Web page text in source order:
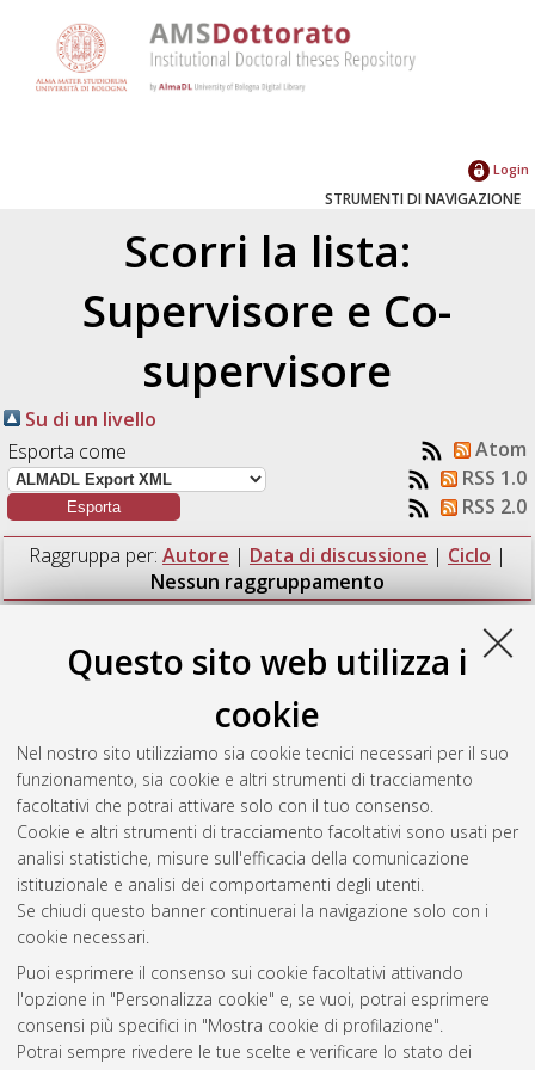
Questo sito web utilizza i
cookie
Nel nostro sito utilizziamo sia cookie tecnici necessari per il suo
funzionamento, sia cookie e altri strumenti di tracciamento
facoltativi che potrai attivare solo con il tuo consenso.
Cookie e altri strumenti di tracciamento facoltativi sono usati per
analisi statistiche, misure sull'efficacia della comunicazione
istituzionale e analisi dei comportamenti degli utenti.
Se chiudi questo banner continuerai la navigazione solo con i
cookie necessari.
Puoi esprimere il consenso sui cookie facoltativi attivando
l'opzione in "Personalizza cookie" e, se vuoi, potrai esprimere
consensi più specifici in "Mostra cookie di profilazione".
Potrai sempre rivedere le tue scelte e verificare lo stato dei
Login
STRUMENTI DI NAVIGAZIONE
Scorri la lista:
Supervisore e Co-
supervisore
Su di un livello
Esporta come
Atom
RSS 1.0
RSS 2.0
Raggruppa per: Autore | Data di discussione | Ciclo |
Nessun raggruppamento
Tagliazucchi, Silvia(2015)Studi per una operante storia del
territorio. Il libro incompiuto di Saverio Muratori
thesis], Alma Mater Studiorum Università di Bologna.
Dottorato di ricerca inArchitettura, 26 Ciclo. DOI
10.6092/unibo/amsdottorato/7011.
Questa lista e' stata generata il Thu Aug 6 20:47:13 2026
Atom
Rss 1.0
Rss 2.0